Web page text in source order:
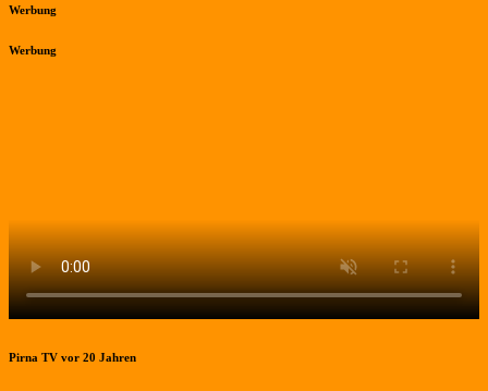
Werbung
Werbung
Pirna TV vor 20 Jahren